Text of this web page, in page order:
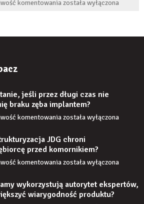
komentowaniaCzy
zamontowaniu?
została wyłączona
jeśli przez długi czas nie
braku zęba implantem?
komentowaniaCo
stanie,
jeśli
przez
czas
nie
uzupełnię
została wyłączona
JDG chroni
przed komornikiem?
komentowaniaCzy
JDG
chroni
została wyłączona
wykorzystują autorytet ekspertów,
wiarygodność produktu?